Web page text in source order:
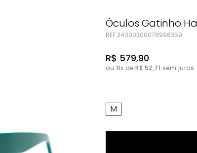
Óculos Gatinho
REF.24000300078998359
R$ 579,90
ou 11x de R$ 52,71 sem juros
M